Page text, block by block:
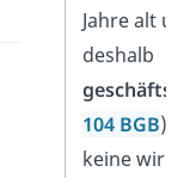
Jahre alt
deshalb
104 BGB).
keine